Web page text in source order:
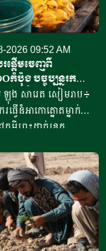
2026 09:52 AM
ផ្តើមចេញពី
០កំប៉ុង​ បច្ចុប្បន្ន​រក
ាន​ជិត១០លានរៀល
ថ្ងៃ
ង សារេត​ សៀមរាប៖
រ​​ធ្វើនំអាកោត្នោត​ម្នាក់
មិព្រះដាក់ខេត្ត
ើម​ដំបូង​ចេញពីអង្ករ​
ង ឬមានទម្ងន់​ប្រហែល​បី
ម រហូតមកដល់ឆ្នាំ​
នេះ អាច​លក់នំបាន​ពី៤
ៅ​៨០០០នំ​ គិតជាប្រាក់
រុបបានពីបីលានដល់​